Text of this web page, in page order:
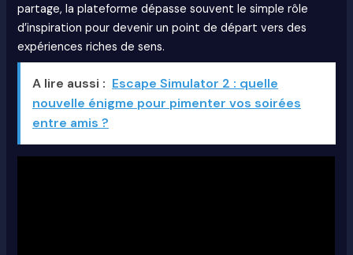
partage, la plateforme dépasse souvent le simple rôle
d’inspiration pour devenir un point de départ vers des
expériences riches de sens.
A lire aussi : Escape Simulator 2 : quelle
nouvelle énigme pour pimenter vos soirées
entre amis ?